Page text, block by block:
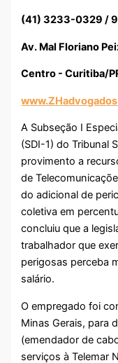
(41) 3233-0329 /
Av. Mal Floriano
Centro - Curitiba/
A Subseção I
(SDI-1) do Tribunal
provimento a
de
do adicional de
coletiva em
concluiu que a
trabalhador que
perigosas perceba
salário.
O empregado foi
Minas Gerais, para
(emendador de
serviços à Telemar